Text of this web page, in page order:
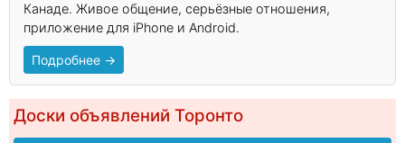
Канаде. Живое общение, серьёзные отношения,
приложение для iPhone и Android.
Подробнее →
Доски объявлений Торонто